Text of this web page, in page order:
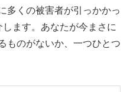
多くの被害者が引っかかっ
ます。あなたが今まさに
ものがないか、一つひとつ